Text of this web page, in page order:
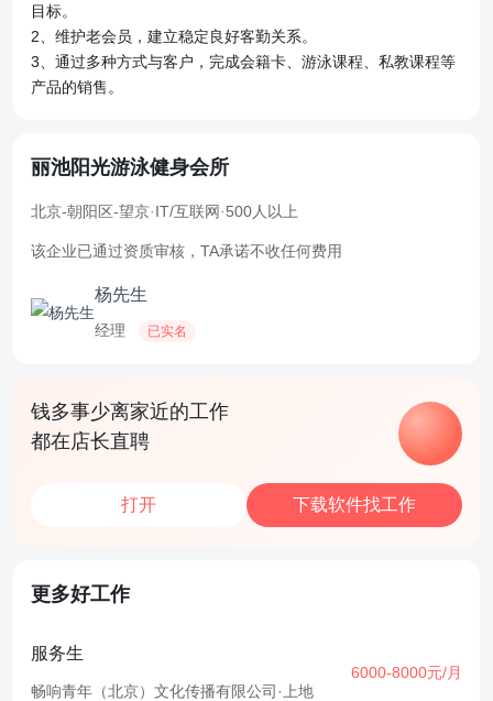
目标。
2、维护老会员，建立稳定良好客勤关系。
3、通过多种方式与客户，完成会籍卡、游泳课程、私教课程等
产品的销售。
丽池阳光游泳健身会所
北京-朝阳区-望京·IT/互联网·500人以上
该企业已通过资质审核，TA承诺不收任何费用
杨先生
经理 已实名
钱多事少离家近的工作
都在店长直聘
打开 下载软件找工作
更多好工作
服务生
畅响青年（北京）文化传播有限公司 · 上地
6000-8000元/月